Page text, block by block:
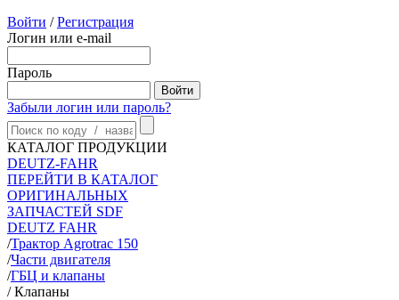
Войти / Регистрация
Логин или e-mail
Пароль
Забыли логин или пароль?
КАТАЛОГ ПРОДУКЦИИ
DEUTZ-FAHR
ПЕРЕЙТИ В КАТАЛОГ
ОРИГИНАЛЬНЫХ
ЗАПЧАСТЕЙ SDF
DEUTZ FAHR
/Трактор Agrotrac 150
/Части двигателя
/ГБЦ и клапаны
/ Клапаны